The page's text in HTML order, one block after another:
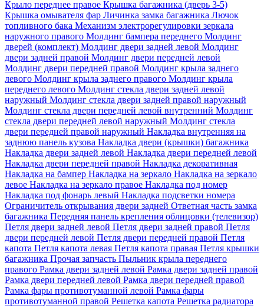
Крыло переднее правое Крышка багажника (дверь 3-5)
Крышка омывателя фар Личинка замка багажника Лючок
топливного бака Механизм электрорегулировки зеркала
наружного правого Молдинг бампера переднего Молдинг
дверей (комплект) Молдинг двери задней левой Молдинг
двери задней правой Молдинг двери передней левой
Молдинг двери передней правой Молдинг крыла заднего
левого Молдинг крыла заднего правого Молдинг крыла
переднего левого Молдинг стекла двери задней левой
наружный Молдинг стекла двери задней правой наружный
Молдинг стекла двери передней левой внутренний Молдинг
стекла двери передней левой наружный Молдинг стекла
двери передней правой наружный Накладка внутренняя на
заднюю панель кузова Накладка двери (крышки) багажника
Накладка двери задней левой Накладка двери передней левой
Накладка двери передней правой Накладка декоративная
Накладка на бампер Накладка на зеркало Накладка на зеркало
левое Накладка на зеркало правое Накладка под номер
Накладка под фонарь левый Накладка подсветки номера
Ограничитель открывания двери задней Ответная часть замка
багажника Передняя панель крепления облицовки (телевизор)
Петля двери задней левой Петля двери задней правой Петля
двери передней левой Петля двери передней правой Петля
капота Петля капота левая Петля капота правая Петля крышки
багажника Прочая запчасть Пыльник крыла переднего
правого Рамка двери задней левой Рамка двери задней правой
Рамка двери передней левой Рамка двери передней правой
Рамка фары противотуманной левой Рамка фары
противотуманной правой Решетка капота Решетка радиатора